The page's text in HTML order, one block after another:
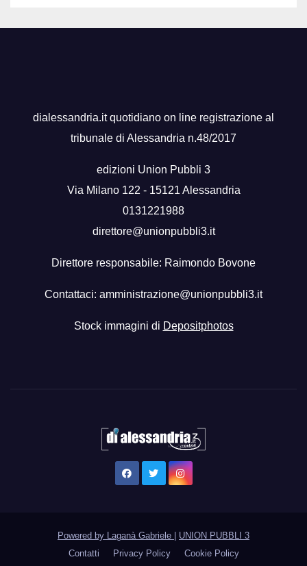
dialessandria.it quotidiano on line registrazione al
tribunale di Alessandria n.48/2017
edizioni Union Pubbli 3
Via Milano 122 - 15121 Alessandria
0131221988
direttore@unionpubbli3.it
Direttore responsabile: Raimondo Bovone
Contattaci: amministrazione@unionpubbli3.it
Stock immagini di Depositphotos
Powered by Laganà Gabriele
UNION PUBBLI 3
Contatti
Privacy Policy Cookie Policy